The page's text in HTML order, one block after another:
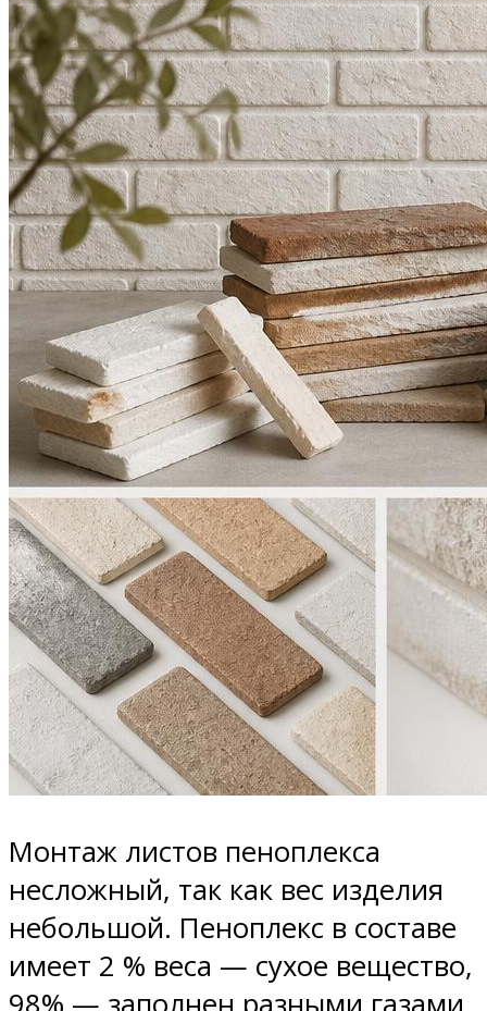
Монтаж листов пеноплекса
несложный, так как вес изделия
небольшой. Пеноплекс в составе
имеет 2 % веса — сухое вещество,